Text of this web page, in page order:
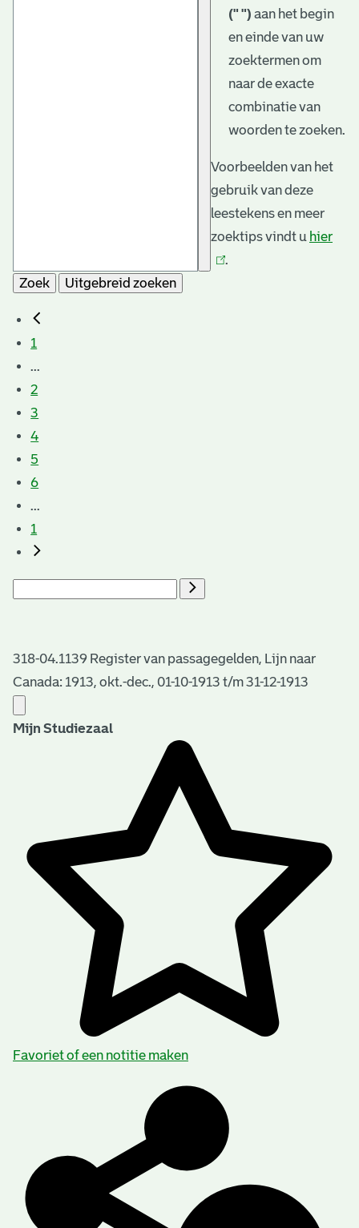
(" ") aan het begin
en einde van uw
zoektermen om
naar de exacte
combinatie van
woorden te zoeken.
Voorbeelden van het
gebruik van deze
leestekens en meer
zoektips vindt u hier
.
Zoek
Uitgebreid zoeken
1
...
2
3
4
5
6
...
1
318-04.1139 Register van passagegelden, Lijn naar
Canada: 1913, okt.-dec., 01-10-1913 t/m 31-12-1913
Mijn Studiezaal
Favoriet of een notitie maken